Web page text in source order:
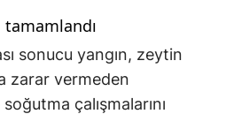
tamamlandı
sonucu yangın, zeytin
zarar vermeden
çalışmalarını